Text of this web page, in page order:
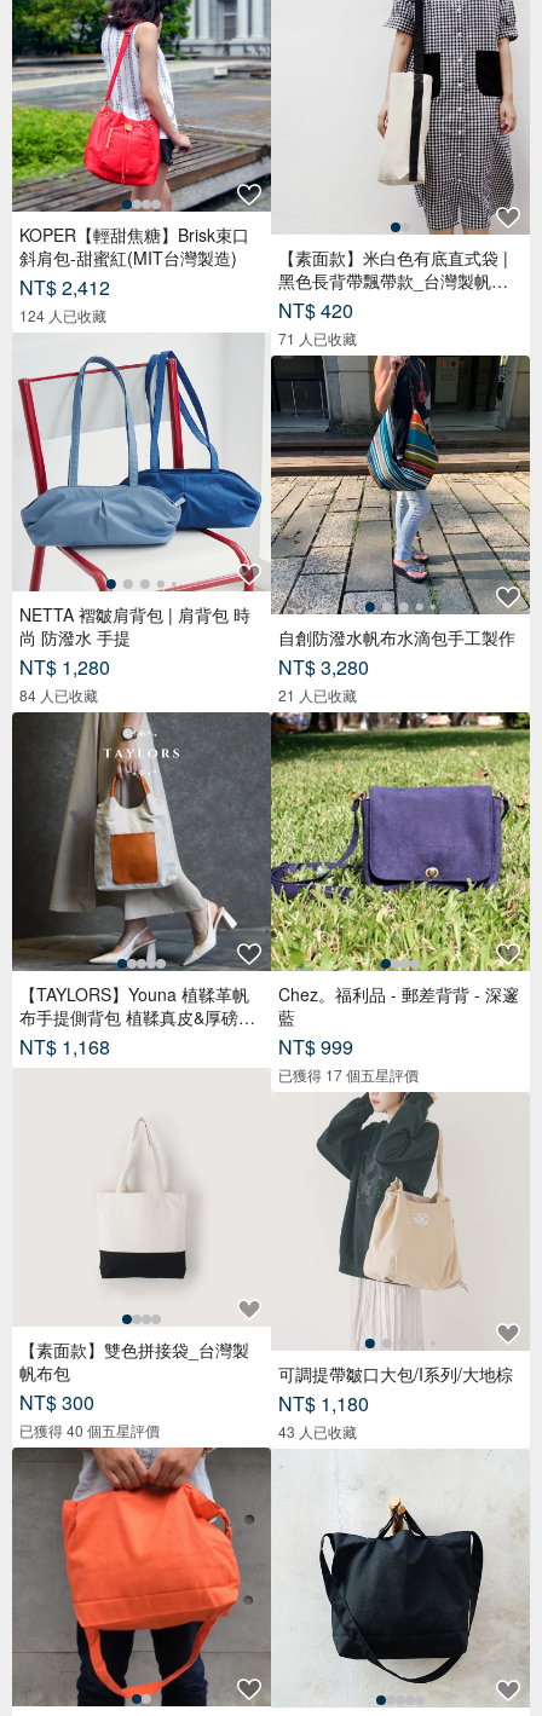
KOPER【輕甜焦糖】Brisk束口
斜肩包-甜蜜紅(MIT台灣製造)
NT$ 2,412
124 人已收藏
NETTA 褶皺肩背包 | 肩背包 時
尚 防潑水 手提
NT$ 1,280
84 人已收藏
【TAYLORS】Youna 植鞣革帆
布手提側背包 植鞣真皮&厚磅帆
布
NT$ 1,168
【素面款】雙色拼接袋_台灣製
帆布包
NT$ 300
已獲得 40 個五星評價
【素面款】米白色有底直式袋 |
黑色長背帶飄帶款_台灣製帆布
包
NT$ 420
71 人已收藏
自創防潑水帆布水滴包手工製作
NT$ 3,280
21 人已收藏
Chez。福利品 - 郵差背背 - 深邃
藍
NT$ 999
已獲得 17 個五星評價
可調提帶皺口大包/I系列/大地棕
NT$ 1,180
43 人已收藏